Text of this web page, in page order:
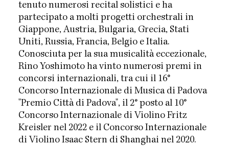
tenuto numerosi recital solistici e ha
partecipato a molti progetti orchestrali in
Giappone, Austria, Bulgaria, Grecia, Stati
Uniti, Russia, Francia, Belgio e Italia.
Conosciuta per la sua musicalità eccezionale,
Rino Yoshimoto ha vinto numerosi premi in
concorsi internazionali, tra cui il 16°
Concorso Internazionale di Musica di Padova
"Premio Città di Padova", il 2° posto al 10°
Concorso Internazionale di Violino Fritz
Kreisler nel 2022 e il Concorso Internazionale
di Violino Isaac Stern di Shanghai nel 2020.